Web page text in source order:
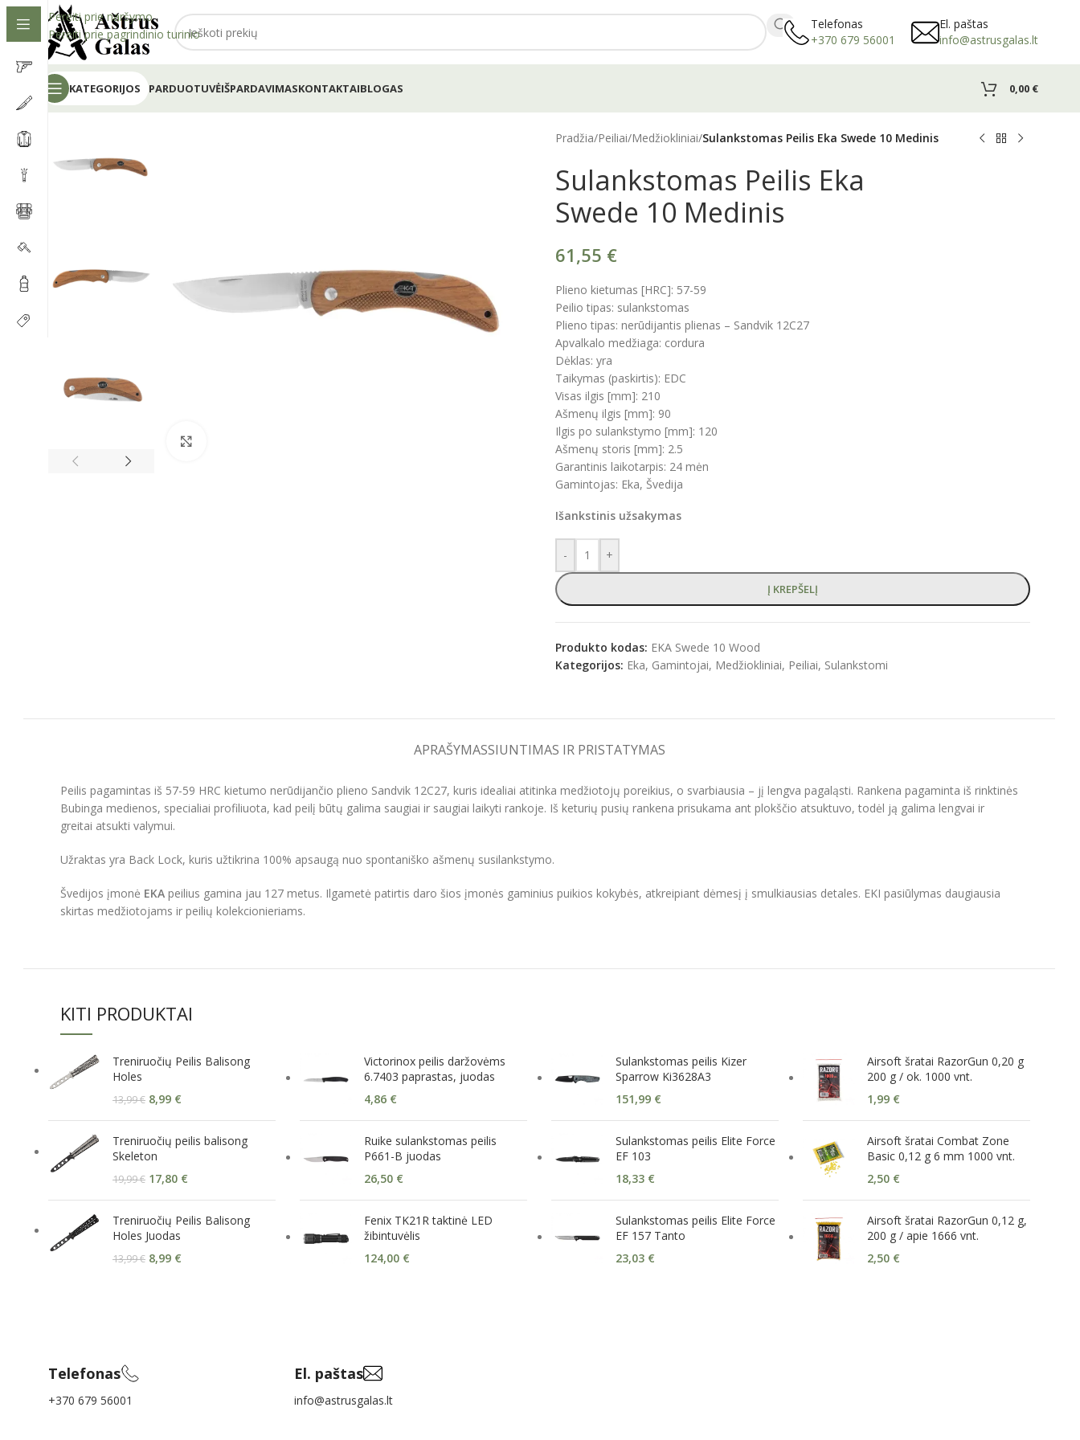
Pereiti prie naršymo
Pereiti prie pagrindinio turinio
Telefonas
+370 679 56001
El. paštas
info@astrusgalas.lt
KATEGORIJOS PARDUOTUVĖIŠPARDAVIMASKONTAKTAIBLOGAS 0,00 €
Pradžia/Peiliai/Medžiokliniai/Sulankstomas Peilis Eka Swede 10 Medinis
Sulankstomas Peilis Eka
Swede 10 Medinis
61,55 €
Plieno kietumas [HRC]: 57-59
Peilio tipas: sulankstomas
Plieno tipas: nerūdijantis plienas – Sandvik 12C27
Apvalkalo medžiaga: cordura
Dėklas: yra
Taikymas (paskirtis): EDC
Visas ilgis [mm]: 210
Ašmenų ilgis [mm]: 90
Ilgis po sulankstymo [mm]: 120
Ašmenų storis [mm]: 2.5
Garantinis laikotarpis: 24 mėn
Gamintojas: Eka, Švedija
Išankstinis užsakymas
- +
Į KREPŠELĮ
Produkto kodas: EKA Swede 10 Wood
Kategorijos: Eka, Gamintojai, Medžiokliniai, Peiliai, Sulankstomi
APRAŠYMASSIUNTIMAS IR PRISTATYMAS
Peilis pagamintas iš 57-59 HRC kietumo nerūdijančio plieno Sandvik 12C27, kuris idealiai atitinka medžiotojų poreikius, o svarbiausia – jį lengva pagaląsti. Rankena pagaminta iš rinktinės
Bubinga medienos, specialiai profiliuota, kad peilį būtų galima saugiai ir saugiai laikyti rankoje. Iš keturių pusių rankena prisukama ant plokščio atsuktuvo, todėl ją galima lengvai ir
greitai atsukti valymui.
Užraktas yra Back Lock, kuris užtikrina 100% apsaugą nuo spontaniško ašmenų susilankstymo.
Švedijos įmonė EKA peilius gamina jau 127 metus. Ilgametė patirtis daro šios įmonės gaminius puikios kokybės, atkreipiant dėmesį į smulkiausias detales. EKI pasiūlymas daugiausia
skirtas medžiotojams ir peilių kolekcionieriams.
KITI PRODUKTAI
Treniruočių Peilis Balisong
Holes
13,99€ 8,99 €
Treniruočių peilis balisong
Skeleton
19,99€ 17,80 €
Treniruočių Peilis Balisong
Holes Juodas
13,99€ 8,99 €
Victorinox peilis daržovėms
6.7403 paprastas, juodas
4,86 €
Ruike sulankstomas peilis
P661-B juodas
26,50 €
Fenix TK21R taktinė LED
žibintuvėlis
124,00 €
Sulankstomas peilis Kizer
Sparrow Ki3628A3
151,99 €
Sulankstomas peilis Elite Force
EF 103
18,33 €
Sulankstomas peilis Elite Force
EF 157 Tanto
23,03 €
Airsoft šratai RazorGun 0,20 g
200 g / ok. 1000 vnt.
1,99 €
Airsoft šratai Combat Zone
Basic 0,12 g 6 mm 1000 vnt.
2,50 €
Airsoft šratai RazorGun 0,12 g,
200 g / apie 1666 vnt.
2,50 €
Telefonas
+370 679 56001
El. paštas
info@astrusgalas.lt